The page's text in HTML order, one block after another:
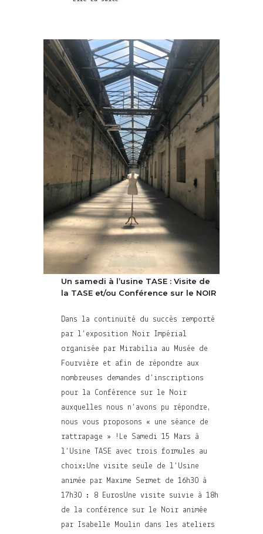
Un samedi à l’usine TASE : Visite de
la TASE et/ou Conférence sur le NOIR
Dans la continuité du succès remporté
par l’exposition Noir Impérial
organisée par Mirabilia au Musée de
Fourvière et afin de répondre aux
nombreuses demandes d’inscriptions
pour la Conférence sur le Noir
auxquelles nous n’avons pu répondre,
nous vous proposons « une séance de
rattrapage » !Le Samedi 15 Mars à
l’Usine TASE avec trois formules au
choix:Une visite seule de l’Usine
animée par Maxime Sermet de 16h30 à
17h30 : 8 EurosUne visite suivie à 18h
de la conférence sur le Noir animée
par Isabelle Moulin dans les ateliers